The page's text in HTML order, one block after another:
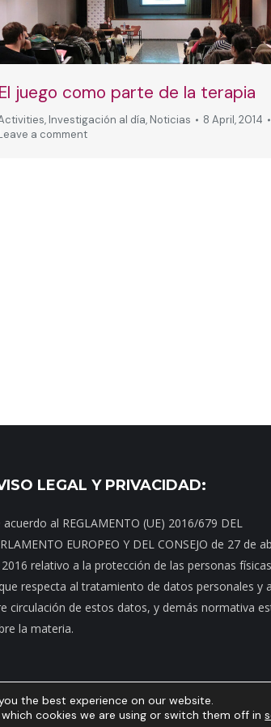
El juego como parte de la terapia
, Investigación al día, Noticias
8 April, 2014
a comment
LEGAL Y PRIVACIDAD:
acuerdo al REGLAMENTO (UE) 2016/679 DEL
EUROPEO Y DEL CONSEJO de 27 de
relativo a la protección de las personas
respecta al tratamiento de datos personales y
circulación de estos datos, y demás normativa
la materia.
|Dónde estamos|Noticias| Política de privacidad |
the best experience on our website.
cookies we are using or switch them off in